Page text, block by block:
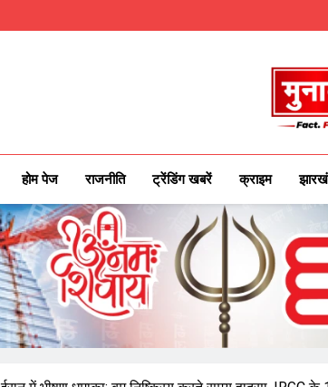
Munadi
होम पेज राजनीति ट्रेंडिंग खबरें क्राइम